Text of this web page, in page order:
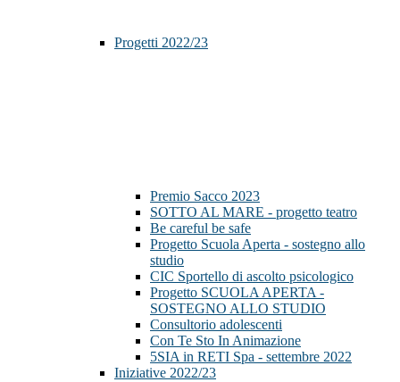
Progetti 2022/23
Premio Sacco 2023
SOTTO AL MARE - progetto teatro
Be careful be safe
Progetto Scuola Aperta - sostegno allo
studio
CIC Sportello di ascolto psicologico
Progetto SCUOLA APERTA -
SOSTEGNO ALLO STUDIO
Consultorio adolescenti
Con Te Sto In Animazione
5SIA in RETI Spa - settembre 2022
Iniziative 2022/23